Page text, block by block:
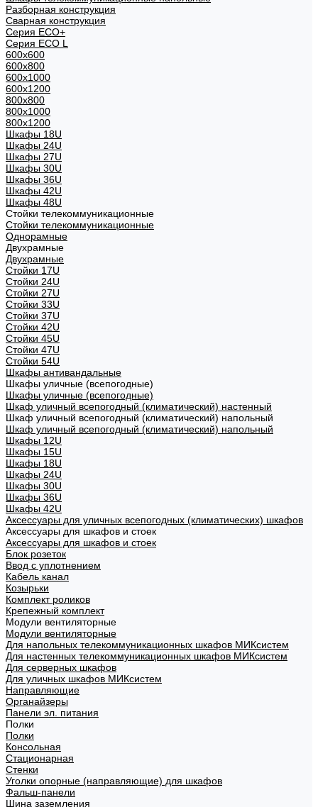
Разборная конструкция
Сварная конструкция
Серия ECO+
Серия ECO L
600x600
600x800
600х1000
600х1200
800x800
800х1000
800х1200
Шкафы 18U
Шкафы 24U
Шкафы 27U
Шкафы 30U
Шкафы 36U
Шкафы 42U
Шкафы 48U
Стойки телекоммуникационные
Стойки телекоммуникационные
Однорамные
Двухрамные
Двухрамные
Стойки 17U
Стойки 24U
Стойки 27U
Стойки 33U
Стойки 37U
Стойки 42U
Стойки 45U
Стойки 47U
Стойки 54U
Шкафы антивандальные
Шкафы уличные (всепогодные)
Шкафы уличные (всепогодные)
Шкаф уличный всепогодный (климатический) настенный
Шкаф уличный всепогодный (климатический) напольный
Шкаф уличный всепогодный (климатический) напольный
Шкафы 12U
Шкафы 15U
Шкафы 18U
Шкафы 24U
Шкафы 30U
Шкафы 36U
Шкафы 42U
Аксессуары для уличных всепогодных (климатических) шкафов
Аксессуары для шкафов и стоек
Аксессуары для шкафов и стоек
Блок розеток
Ввод с уплотнением
Кабель канал
Козырьки
Комплект роликов
Крепежный комплект
Модули вентиляторные
Модули вентиляторные
Для напольных телекоммуникационных шкафов МИКсистем
Для настенных телекоммуникационных шкафов МИКсистем
Для серверных шкафов
Для уличных шкафов МИКсистем
Направляющие
Органайзеры
Панели эл. питания
Полки
Полки
Консольная
Стационарная
Стенки
Уголки опорные (направляющие) для шкафов
Фальш-панели
Шина заземления